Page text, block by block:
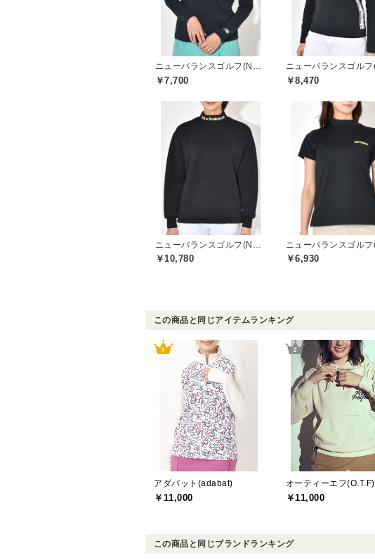
ニューバランスゴルフ(New Balance Golf)
￥7,700 ￥8,470
￥10,780 ￥6,930
この商品と同じアイテムランキング
アダバット(adabat)
￥11,000
オーティーエフ(O.T.F)
￥11,000
この商品と同じブランドランキング